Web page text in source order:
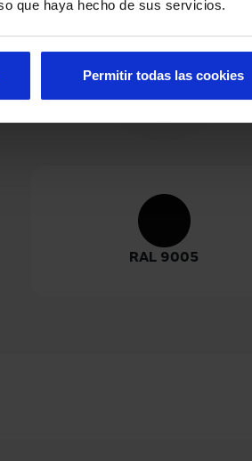
que haya hecho de sus servicios.
Permitir todas las cookies
RAL 9005